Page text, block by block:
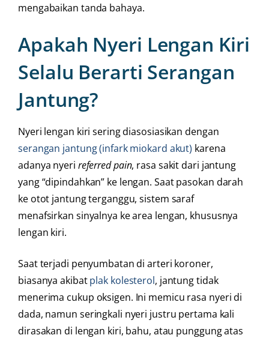
mengabaikan tanda bahaya.
Apakah Nyeri Lengan Kiri
Selalu Berarti Serangan
Jantung?
Nyeri lengan kiri sering diasosiasikan dengan
serangan jantung (infark miokard akut) karena
adanya nyeri referred pain, rasa sakit dari jantung
yang “dipindahkan” ke lengan. Saat pasokan darah
ke otot jantung terganggu, sistem saraf
menafsirkan sinyalnya ke area lengan, khususnya
lengan kiri.
Saat terjadi penyumbatan di arteri koroner,
biasanya akibatplak kolesterol, jantung tidak
menerima cukup oksigen. Ini memicu rasa nyeri di
dada, namun seringkali nyeri justru pertama kali
dirasakan di lengan kiri, bahu, atau punggung atas